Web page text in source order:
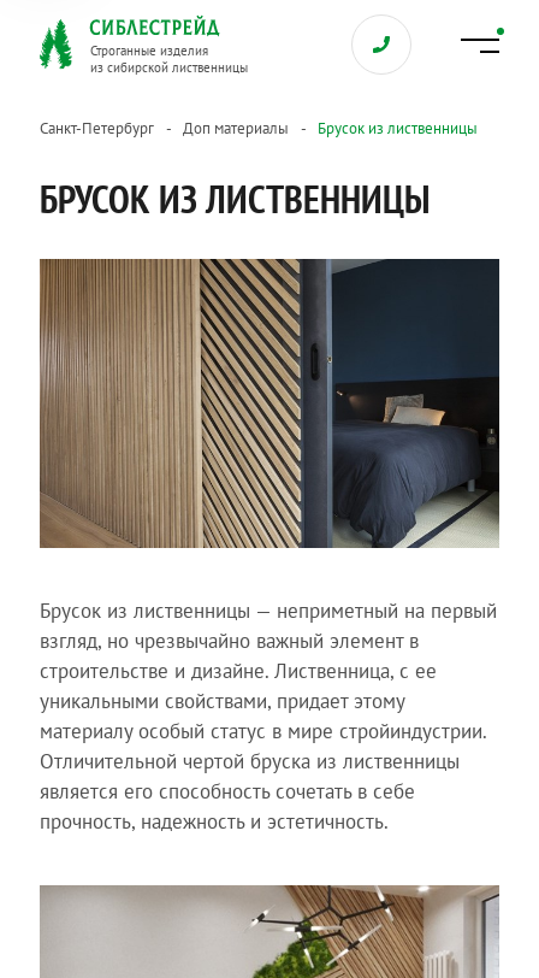
Строганные изделия
из сибирской лиственницы
Санкт-Петербург Доп материалы Брусок из лиственницы
БРУСОК ИЗ ЛИСТВЕННИЦЫ
Брусок из лиственницы — неприметный на первый
взгляд, но чрезвычайно важный элемент в
строительстве и дизайне. Лиственница, с ее
уникальными свойствами, придает этому
материалу особый статус в мире стройиндустрии.
Отличительной чертой бруска из лиственницы
является его способность сочетать в себе
прочность, надежность и эстетичность.